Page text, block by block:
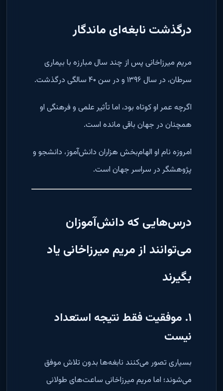
درگذشت نابغه‌ای ماندگار
مریم میرزاخانی پس از چند سال مبارزه با بیماری
سرطان، در سال ۱۳۹۶ و در سن ۴۰ سالگی درگذشت.
اگرچه عمر او کوتاه بود، اما تأثیر علمی و فرهنگی او
همچنان در جهان باقی مانده است.
امروزه نام او الهام‌بخش هزاران دانش‌آموز، دانشجو و
پژوهشگر در سراسر جهان است.
درس‌هایی که دانش‌آموزان
می‌توانند از مریم میرزاخانی یاد
بگیرند
۱. موفقیت فقط نتیجه استعداد
نیست
بسیاری تصور می‌کنند نابغه‌ها بدون تلاش موفق
می‌شوند؛ اما مریم میرزاخانی ساعت‌های طولانی